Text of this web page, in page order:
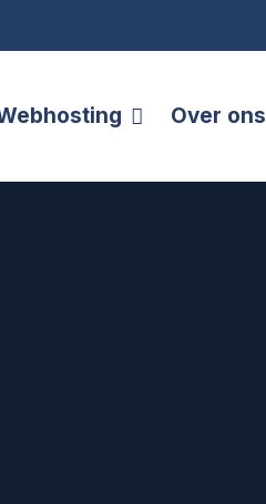
Over ons